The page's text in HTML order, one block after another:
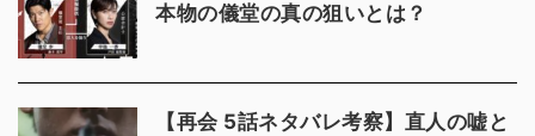
本物の儀堂の真の狙いとは？
【再会 5話ネタバレ考察】直人の嘘と